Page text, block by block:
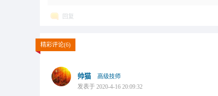
回复
精彩评论(6)
帅猫
高级技师
发表于 2020-4-16 20:09:32